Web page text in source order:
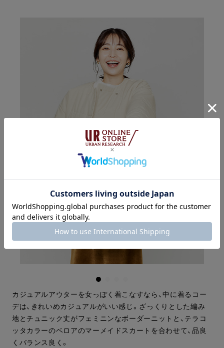
カジュアルアウターを女っぽく着こなすなら、中に着るコー
デは、きれいめカジュアルがいい感じ。ざっくりとした編み
地とチュニック丈がフェミニンなボーダーニットと、テラコ
ッタカラーのベロアのマーメイドスカートを合わせて、品良
くバランス良く。